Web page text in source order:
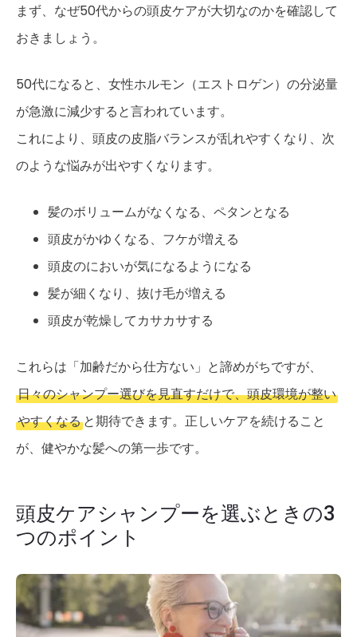
まず、なぜ50代からの頭皮ケアが大切なのかを確認して
おきましょう。
50代になると、女性ホルモン（エストロゲン）の分泌量
が急激に減少すると言われています。
これにより、頭皮の皮脂バランスが乱れやすくなり、次
のような悩みが出やすくなります。
髪のボリュームがなくなる、ペタンとなる
頭皮がかゆくなる、フケが増える
頭皮のにおいが気になるようになる
髪が細くなり、抜け毛が増える
頭皮が乾燥してカサカサする
これらは「加齢だから仕方ない」と諦めがちですが、
日々のシャンプー選びを見直すだけで、頭皮環境が整い
やすくなると期待できます。正しいケアを続けること
が、健やかな髪への第一歩です。
頭皮ケアシャンプーを選ぶときの3
つのポイント